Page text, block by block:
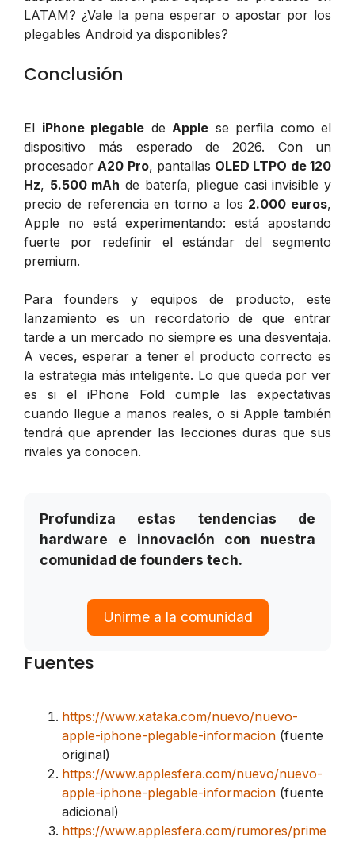
LATAM? ¿Vale la pena esperar o apostar por los
plegables Android ya disponibles?
Conclusión
El iPhone plegable de Apple se perfila como el
dispositivo más esperado de 2026. Con un
procesador A20 Pro, pantallas OLED LTPO de 120
Hz, 5.500 mAh de batería, pliegue casi invisible y
precio de referencia en torno a los 2.000 euros,
Apple no está experimentando: está apostando
fuerte por redefinir el estándar del segmento
premium.
Para founders y equipos de producto, este
lanzamiento es un recordatorio de que entrar
tarde a un mercado no siempre es una desventaja.
A veces, esperar a tener el producto correcto es
la estrategia más inteligente. Lo que queda por ver
es si el iPhone Fold cumple las expectativas
cuando llegue a manos reales, o si Apple también
tendrá que aprender las lecciones duras que sus
rivales ya conocen.
Profundiza estas tendencias de
hardware e innovación con nuestra
comunidad de founders tech.
Unirme a la comunidad
Fuentes
https://www.xataka.com/nuevo/nuevo-
apple-iphone-plegable-informacion (fuente
original)
https://www.applesfera.com/nuevo/nuevo-
apple-iphone-plegable-informacion (fuente
adicional)
https://www.applesfera.com/rumores/prime